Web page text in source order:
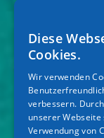
Diese
Cookies.
Wir verwenden
verbessern.
unserer
Verwendung von